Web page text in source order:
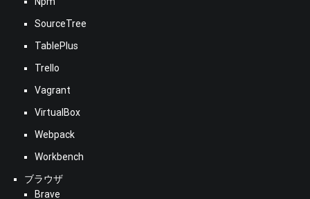
SourceTree
TablePlus
Trello
Vagrant
VirtualBox
Webpack
Workbench
ブラウザ
Brave